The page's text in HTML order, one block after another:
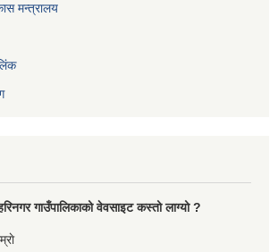
मन्त्रालय
गाउँपालिकाको वेवसाइट कस्तो लाग्यो ?